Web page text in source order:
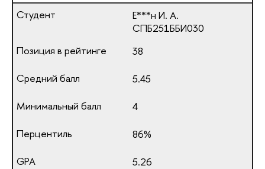
Е***н И. А.
СПБ251ББИ030
38
5.45
4
86%
5.26